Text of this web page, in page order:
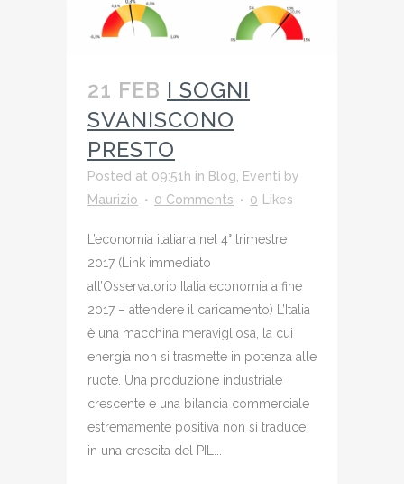
21 FEB I SOGNI
SVANISCONO
PRESTO
Posted at 09:51h in Blog Eventi by
Maurizio
0 Comments 0 Likes
L’economia italiana nel 4° trimestre
2017 (Link immediato
all’Osservatorio Italia economia a fine
2017 – attendere il caricamento) L’Italia
è una macchina meravigliosa, la cui
energia non si trasmette in potenza alle
ruote. Una produzione industriale
crescente e una bilancia commerciale
estremamente positiva non si traduce
in una crescita del PIL...